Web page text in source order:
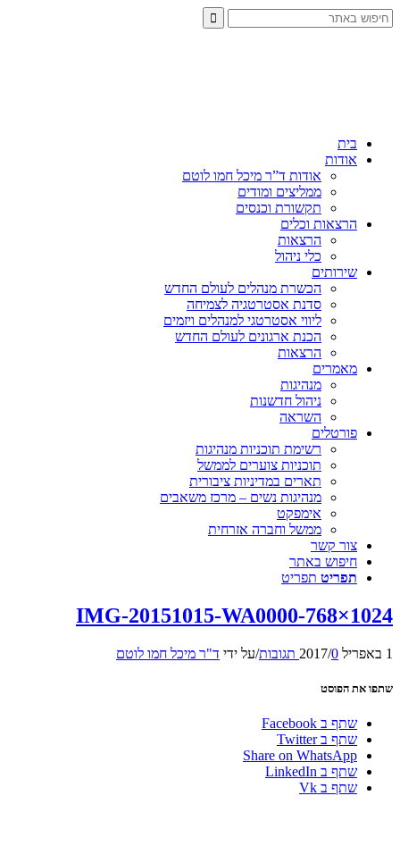
בית
אודות
אודות ד”ר מיכל חמו לוטם
ממליצים ומודים
תקשורת וכנסים
הרצאות וכלים
הרצאות
כלי ניהול
שירותים
הכשרת מנהלים לעולם החדש
סדנת אסטרטגיה לצמיחה
ליווי אסטרטגי למנהלים ויזמים
הכנת ארגונים לעולם החדש
הרצאות
מאמרים
מנהיגות
ניהול חדשנות
השראה
פורטלים
רשימת תוכניות מנהיגות
תוכניות צוערים לממשל
תארים במדיניות ציבורית
מנהיגות נשים – מרכז משאבים
אימפקט
ממשל וחברה אזרחית
צור קשר
חיפוש באתר
תפריט תפריט
IMG-20151015-WA0000-768×1024
1 באפריל 2017 /0 תגובות /על ידי ד"ר מיכל חמו לוטם
שתפו את הפוסט
שתף ב Facebook
שתף ב Twitter
Share on WhatsApp
שתף ב LinkedIn
שתף ב Vk